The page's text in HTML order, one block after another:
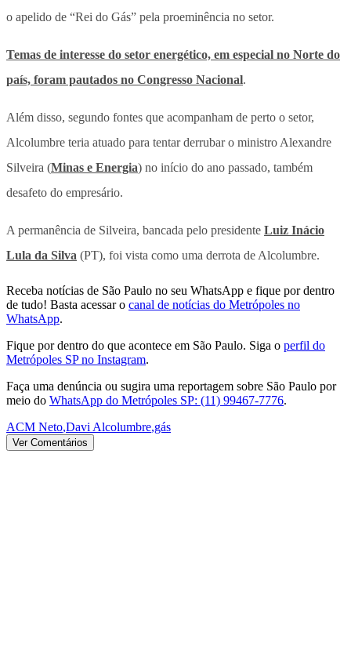
o apelido de “Rei do Gás” pela proeminência no setor.
Temas de interesse do setor energético, em especial no Norte do
país, foram pautados no Congresso Nacional.
Além disso, segundo fontes que acompanham de perto o setor,
Alcolumbre teria atuado para tentar derrubar o ministro Alexandre
Silveira (Minas e Energia) no início do ano passado, também
desafeto do empresário.
A permanência de Silveira, bancada pelo presidente Luiz Inácio
Lula da Silva (PT), foi vista como uma derrota de Alcolumbre.
Receba notícias de São Paulo no seu WhatsApp e fique por dentro
de tudo! Basta acessar o canal de notícias do Metrópoles no
WhatsApp.
Fique por dentro do que acontece em São Paulo. Siga o perfil do
Metrópoles SP no Instagram.
Faça uma denúncia ou sugira uma reportagem sobre São Paulo por
meio do WhatsApp do Metrópoles SP: (11) 99467-7776.
ACM Neto,Davi Alcolumbre,gás
Ver Comentários